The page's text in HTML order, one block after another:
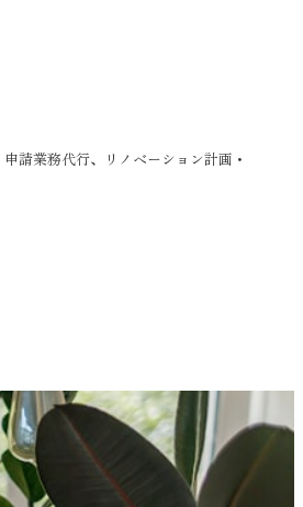
請業務代行、リノベーション計画・